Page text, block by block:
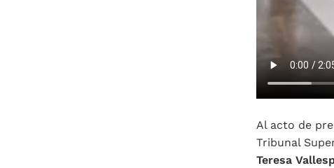
Al acto de
Tribunal
Teresa